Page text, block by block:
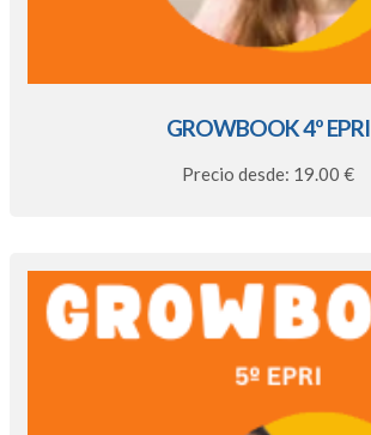
GROWBOOK 4º EPRI
Precio desde: 19.00 €